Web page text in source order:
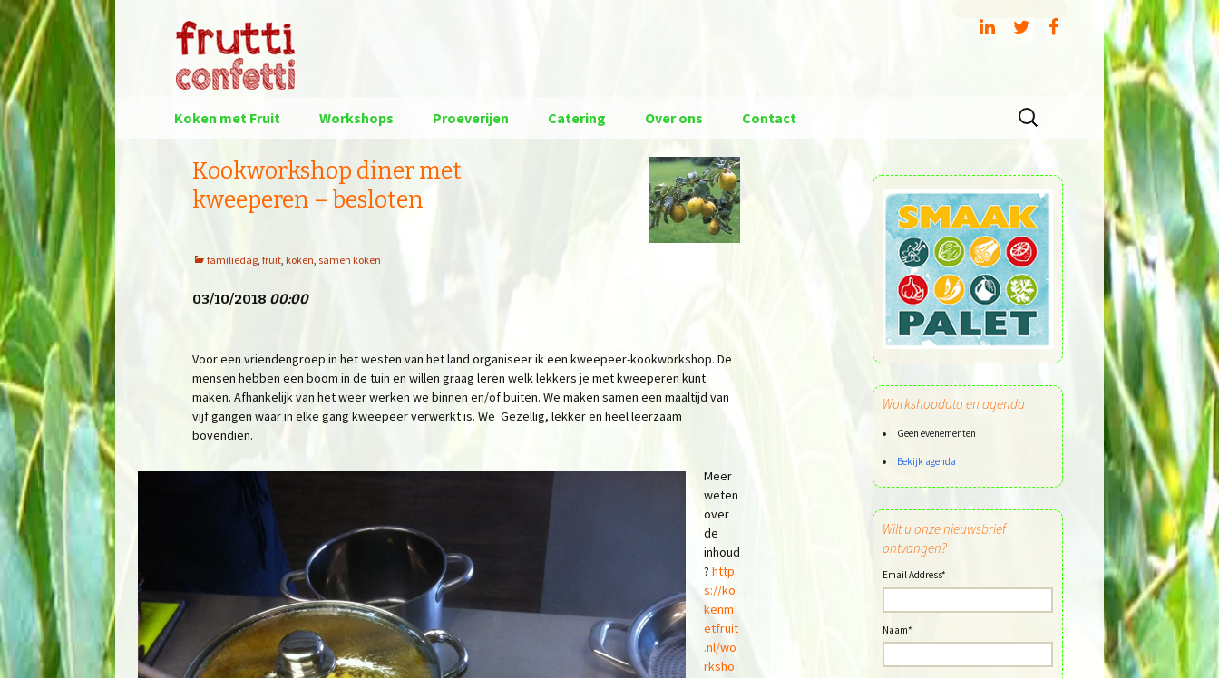
naarKoken met Fruit Workshops Proeverijen Catering Over ons Contact
Zoeken
naar:
Kookworkshop diner met
kweeperen – besloten
familiedag fruit koken samen koken
03/10/2018 00:00
Voor een vriendengroep in het westen van het land organiseer ik een kweepeer-kookworkshop. De
mensen hebben een boom in de tuin en willen graag leren welk lekkers je met kweeperen kunt
maken. Afhankelijk van het weer werken we binnen en/of buiten. We maken samen een maaltijd van
vijf gangen waar in elke gang kweepeer verwerkt is. We Gezellig, lekker en heel leerzaam
bovendien.
Meer
weten
over
de
inhoud
? http
s://ko
kenm
etfruit
.nl/wo
rksho
Workshopdata en agenda
Geen evenementen
Bekijk agenda
Wilt u onze nieuwsbrief
ontvangen?
Email Address*
Naam*